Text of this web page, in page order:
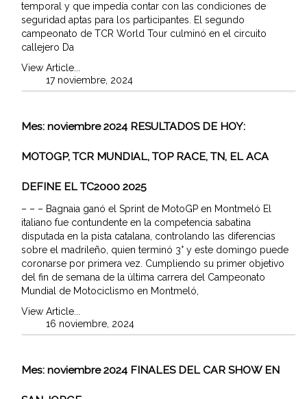
temporal y que impedía contar con las condiciones de
seguridad aptas para los participantes. El segundo
campeonato de TCR World Tour culminó en el circuito
callejero Da
View Article...
17 noviembre, 2024
Mes: noviembre 2024 RESULTADOS DE HOY:
MOTOGP, TCR MUNDIAL, TOP RACE, TN, EL ACA
DEFINE EL TC2000 2025
– – – Bagnaia ganó el Sprint de MotoGP en Montmeló El
italiano fue contundente en la competencia sabatina
disputada en la pista catalana, controlando las diferencias
sobre el madrileño, quien terminó 3° y este domingo puede
coronarse por primera vez. Cumpliendo su primer objetivo
del fin de semana de la última carrera del Campeonato
Mundial de Motociclismo en Montmeló,
View Article...
16 noviembre, 2024
Mes: noviembre 2024 FINALES DEL CAR SHOW EN